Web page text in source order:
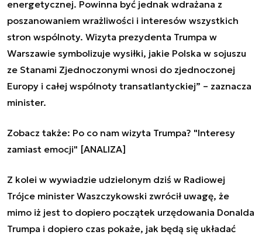
energetycznej. Powinna być jednak wdrażana z
poszanowaniem wrażliwości i interesów wszystkich
stron wspólnoty. Wizyta prezydenta Trumpa w
Warszawie symbolizuje wysiłki, jakie Polska w sojuszu
ze Stanami Zjednoczonymi wnosi do zjednoczonej
Europy i całej wspólnoty transatlantyckiej” – zaznacza
minister.
Zobacz także: Po co nam wizyta Trumpa? "Interesy
zamiast emocji" [ANALIZA]
Z kolei w wywiadzie udzielonym dziś w Radiowej
Trójce minister Waszczykowski zwrócił uwagę, że
mimo iż jest to dopiero początek urzędowania Donalda
Trumpa i dopiero czas pokaże, jak będą się układać